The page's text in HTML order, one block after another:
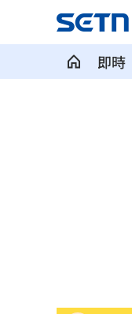
即時